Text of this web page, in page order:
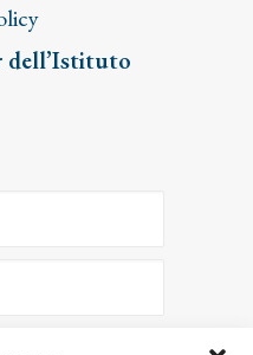
dell’Istituto